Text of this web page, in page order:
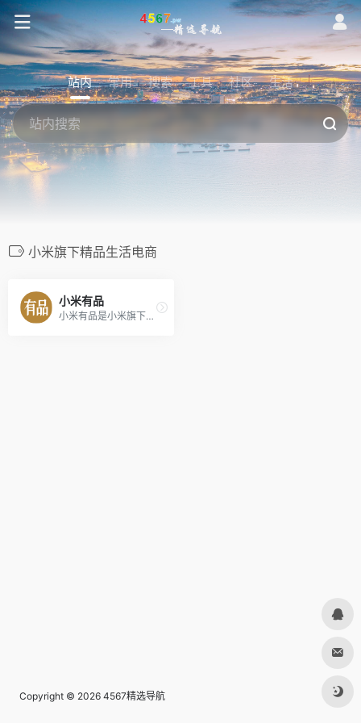
站内 常用 搜索 工具 社区 生活
小米旗下精品生活电商
小米有品
小米有品是小米旗下新生活方式电商，致力于成为新中产优选的精品电商平台。有品坚持依从小米产品观进行选品及育品，为用户提供具备高品质、高颜值、科技感的好产品，为生活提供全场景解决方案。
Copyright © 2026 4567精选导航